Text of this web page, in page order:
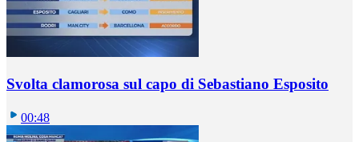
Svolta clamorosa sul capo di Sebastiano Esposito
00:48